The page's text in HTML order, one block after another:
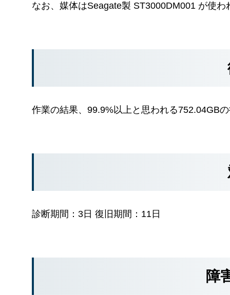
なお、媒体はSeagate製 ST3000DM001 が使わ
作業の結果、99.9%以上と思われる752.04GB
診断期間：3日 復旧期間：11日
障